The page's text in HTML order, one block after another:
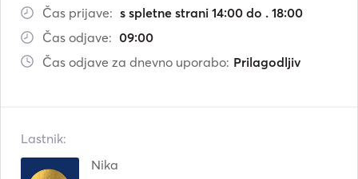
Čas prijave: s spletne strani 14:00 do . 18:00
Čas odjave: 09:00
Čas odjave za dnevno uporabo: Prilagodljiv
Lastnik:
Nika